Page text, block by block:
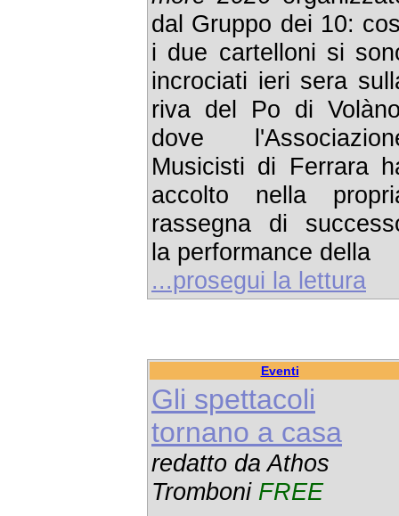
dal Gruppo dei 10:
i due cartelloni si
incrociati ieri sera
riva del Po di
dove
Musicisti di Ferrara
accolto nella
rassegna di
la performance della
...prosegui la lettura
Eventi
Gli spettacoli
tornano a casa
redatto da Athos
Tromboni FREE